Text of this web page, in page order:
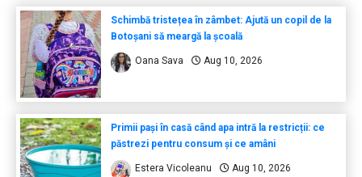
Schimbă tristețea în zâmbet: Ajută un copil de la
Botoșani să meargă la școală
Oana Sava Aug 10, 2026
Primii pași în casă când apa intră la restricții: ce
păstrezi pentru consum și ce amâni
Estera Vicoleanu Aug 10, 2026